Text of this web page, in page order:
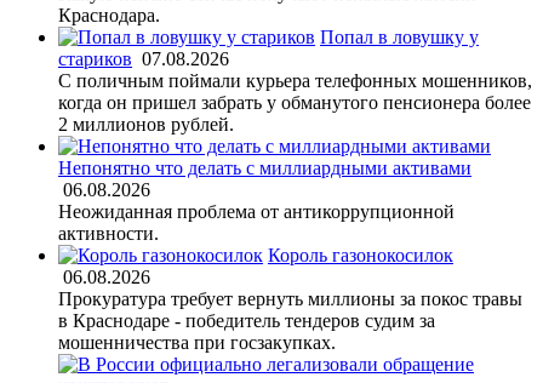
Краснодара.
Попал в ловушку у
стариков 07.08.2026
С поличным поймали курьера телефонных мошенников,
когда он пришел забрать у обманутого пенсионера более
2 миллионов рублей.
Непонятно что делать с миллиардными активами
06.08.2026
Неожиданная проблема от антикоррупционной
активности.
Король газонокосилок
06.08.2026
Прокуратура требует вернуть миллионы за покос травы
в Краснодаре - победитель тендеров судим за
мошенничества при госзакупках.